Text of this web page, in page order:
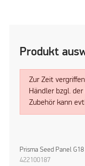
Produkt
Zur Zeit
Händler bzgl.
Zubehör kann
Prisma Seed Panel G18
422100187